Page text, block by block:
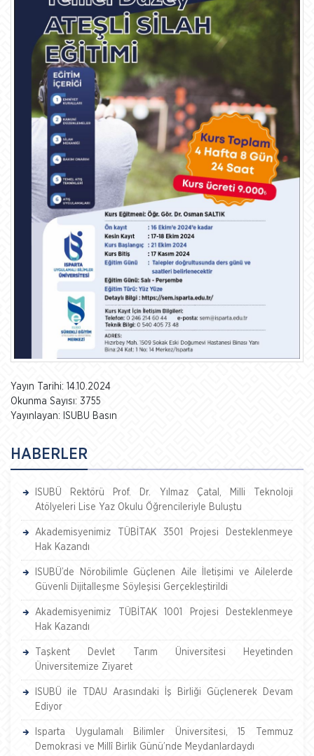
Yayın Tarihi: 14.10.2024
Okunma Sayısı: 3755
Yayınlayan: ISUBU Basın
HABERLER
ISUBÜ Rektörü Prof. Dr. Yılmaz Çatal, Milli Teknoloji
Atölyeleri Lise Yaz Okulu Öğrencileriyle Buluştu
Akademisyenimiz TÜBİTAK 3501 Projesi Desteklenmeye
Hak Kazandı
ISUBÜ’de Nörobilimle Güçlenen Aile İletişimi ve Ailelerde
Güvenli Dijitalleşme Söyleşisi Gerçekleştirildi
Akademisyenimiz TÜBİTAK 1001 Projesi Desteklenmeye
Hak Kazandı
Taşkent Devlet Tarım Üniversitesi Heyetinden
Üniversitemize Ziyaret
ISUBÜ ile TDAU Arasındaki İş Birliği Güçlenerek Devam
Ediyor
Isparta Uygulamalı Bilimler Üniversitesi, 15 Temmuz
Demokrasi ve Millî Birlik Günü’nde Meydanlardaydı